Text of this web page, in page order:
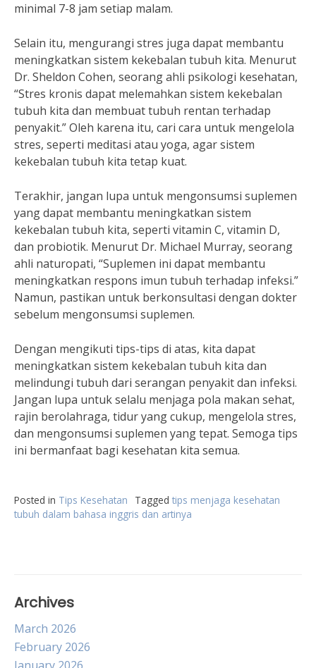
minimal 7-8 jam setiap malam.
Selain itu, mengurangi stres juga dapat membantu
meningkatkan sistem kekebalan tubuh kita. Menurut
Dr. Sheldon Cohen, seorang ahli psikologi kesehatan,
“Stres kronis dapat melemahkan sistem kekebalan
tubuh kita dan membuat tubuh rentan terhadap
penyakit.” Oleh karena itu, cari cara untuk mengelola
stres, seperti meditasi atau yoga, agar sistem
kekebalan tubuh kita tetap kuat.
Terakhir, jangan lupa untuk mengonsumsi suplemen
yang dapat membantu meningkatkan sistem
kekebalan tubuh kita, seperti vitamin C, vitamin D,
dan probiotik. Menurut Dr. Michael Murray, seorang
ahli naturopati, “Suplemen ini dapat membantu
meningkatkan respons imun tubuh terhadap infeksi.”
Namun, pastikan untuk berkonsultasi dengan dokter
sebelum mengonsumsi suplemen.
Dengan mengikuti tips-tips di atas, kita dapat
meningkatkan sistem kekebalan tubuh kita dan
melindungi tubuh dari serangan penyakit dan infeksi.
Jangan lupa untuk selalu menjaga pola makan sehat,
rajin berolahraga, tidur yang cukup, mengelola stres,
dan mengonsumsi suplemen yang tepat. Semoga tips
ini bermanfaat bagi kesehatan kita semua.
Posted in Tips Kesehatan Tagged tips menjaga kesehatan
tubuh dalam bahasa inggris dan artinya
Archives
March 2026
February 2026